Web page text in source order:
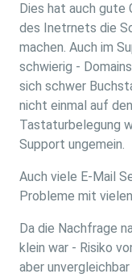
Dies hat auch gute
des Inetrnets die
machen. Auch im
schwierig -
sich schwer
nicht einmal auf
Tastaturbelegung
Support ungemein.
Auch viele E-Mail
Probleme mit
Da die Nachfrage
klein war - Risiko
aber